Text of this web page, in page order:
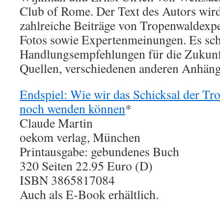
Club of Rome. Der Text des Autors
zahlreiche Beiträge von
Fotos sowie Expertenmeinungen. Es
Handlungsempfehlungen für die
Quellen, verschiedenen anderen
Endspiel: Wie wir das Schicksal der
noch wenden können*
Claude Martin
oekom verlag, München
Printausgabe: gebundenes Buch
320 Seiten 22.95 Euro (D)
ISBN 3865817084
Auch als E-Book erhältlich.